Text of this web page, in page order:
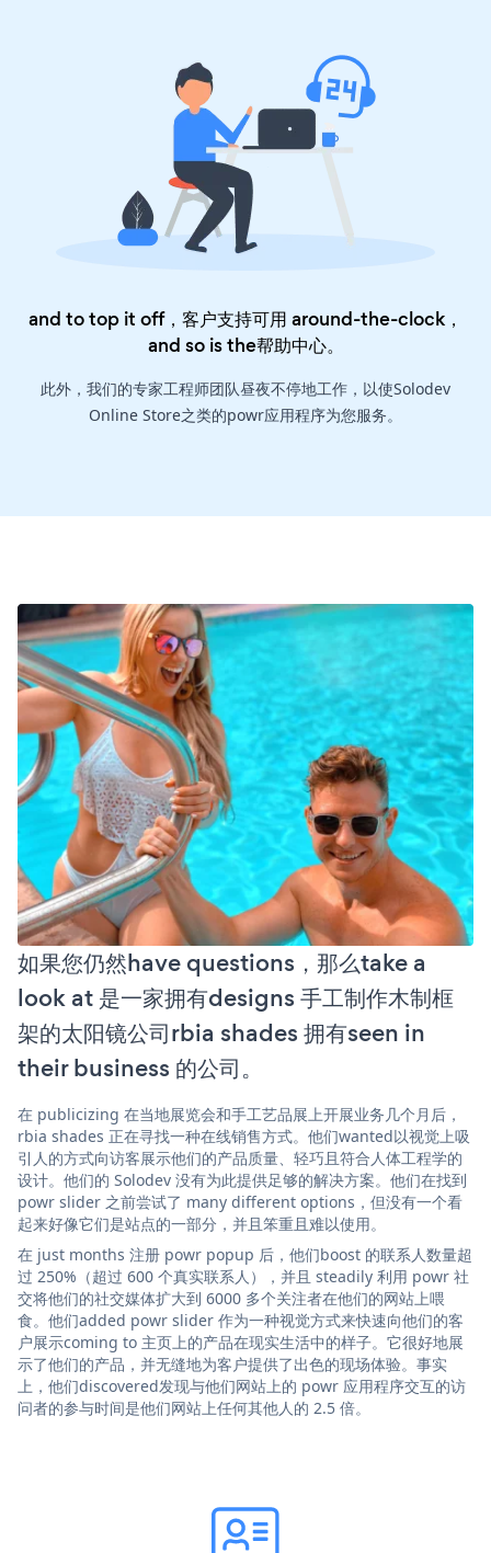
and to top it off，客户支持可用 around-the-clock，
and so is the帮助中心。
此外，我们的专家工程师团队昼夜不停地工作，以使Solodev
Online Store之类的powr应用程序为您服务。
如果您仍然have questions，那么take a
look at 是一家拥有designs 手工制作木制框
架的太阳镜公司rbia shades 拥有seen in
their business 的公司。
在 publicizing 在当地展览会和手工艺品展上开展业务几个月后，
rbia shades 正在寻找一种在线销售方式。他们wanted以视觉上吸
引人的方式向访客展示他们的产品质量、轻巧且符合人体工程学的
设计。他们的 Solodev 没有为此提供足够的解决方案。他们在找到
powr slider 之前尝试了 many different options，但没有一个看
起来好像它们是站点的一部分，并且笨重且难以使用。
在 just months 注册 powr popup 后，他们boost 的联系人数量超
过 250%（超过 600 个真实联系人），并且 steadily 利用 powr 社
交将他们的社交媒体扩大到 6000 多个关注者在他们的网站上喂
食。他们added powr slider 作为一种视觉方式来快速向他们的客
户展示coming to 主页上的产品在现实生活中的样子。它很好地展
示了他们的产品，并无缝地为客户提供了出色的现场体验。事实
上，他们discovered发现与他们网站上的 powr 应用程序交互的访
问者的参与时间是他们网站上任何其他人的 2.5 倍。